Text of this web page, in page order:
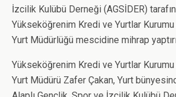
İzcilik Kulübü Derneği (AGSİDER)
Yükseköğrenim Kredi ve Yurtlar Kurumu
Yurt Müdürlüğü mescidine mihrap
Yükseköğrenim Kredi ve Yurtlar Kurumu
Yurt Müdürü Zafer Çakan, Yurt